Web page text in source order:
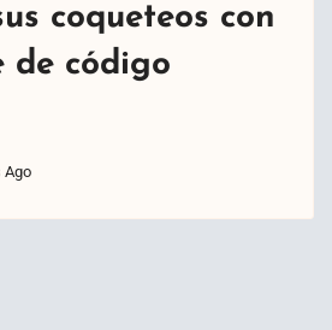
coqueteos con
de código
Ago